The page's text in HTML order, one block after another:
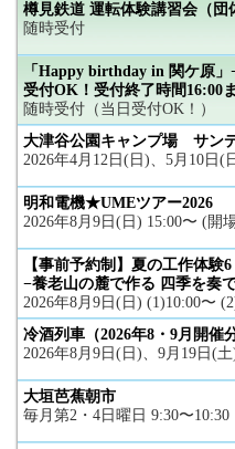
樽見鉄道 運転体験講習会（団
随時受付
「Happy birthday in 関ケ原
受付OK！受付終了時間16:00ま
随時受付（当日受付OK！）
大津谷公園キャンプ場 サン
2026年4月12日(日)、5月10日(
明和電機★UMEツアー2026
2026年8月9日(日) 15:00〜 (開
【事前予約制】夏の工作体験
−養老山の麓で作る 四季を奏
2026年8月9日(日) (1)10:00〜
冷酒列車（2026年8・9月開催分
2026年8月9日(日)、9月19日(土
大垣芭蕉朝市
毎月第2・4日曜日 9:30〜10:30